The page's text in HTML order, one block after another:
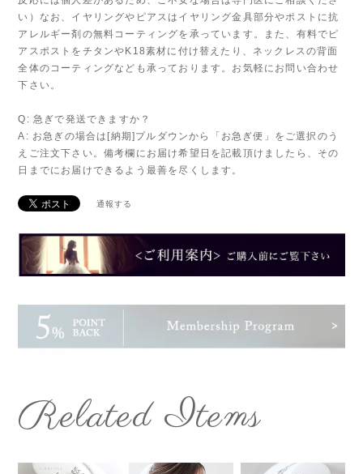
い）なお、イヤリングやピアスはイヤリング金具部分やポストに抗
アレルギー剤の無料コーティングを承っています。また、有料でピ
アスポストをチタンやK18素材に付け替えたり、ネックレスの背面
全体のコーティングなども承っております。お気軽にお問い合わせ
下さい。
Q: 急ぎで発送できますか？
A: お急ぎの場合は[納期]プルダウンから「お急ぎ便」をご選択のう
えご注文下さい。備考欄にお届け希望日を記載頂けましたら、その
日までにお届けできるよう最善を尽くします。
通報する
Related Items